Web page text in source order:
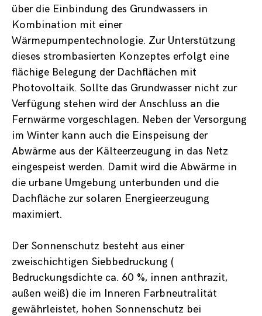
über die Einbindung des Grundwassers in
Kombination mit einer
Wärmepumpentechnologie. Zur Unterstützung
dieses strombasierten Konzeptes erfolgt eine
flächige Belegung der Dachflächen mit
Photovoltaik. Sollte das Grundwasser nicht zur
Verfügung stehen wird der Anschluss an die
Fernwärme vorgeschlagen. Neben der Versorgung
im Winter kann auch die Einspeisung der
Abwärme aus der Kälteerzeugung in das Netz
eingespeist werden. Damit wird die Abwärme in
die urbane Umgebung unterbunden und die
Dachfläche zur solaren Energieerzeugung
maximiert.
Der Sonnenschutz besteht aus einer
zweischichtigen Siebbedruckung (
Bedruckungsdichte ca. 60 %, innen anthrazit,
außen weiß) die im Inneren Farbneutralität
gewährleistet, hohen Sonnenschutz bei